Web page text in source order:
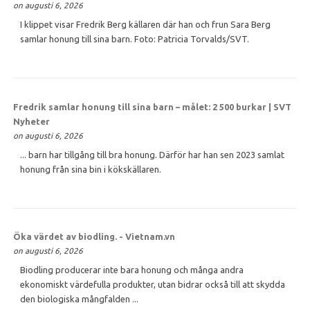
on augusti 6, 2026
I klippet visar Fredrik Berg källaren där han och frun Sara Berg
samlar honung till sina barn. Foto: Patricia Torvalds/SVT.
Fredrik samlar honung till sina barn – målet: 2 500 burkar | SVT
Nyheter
on augusti 6, 2026
... barn har tillgång till bra honung. Därför har han sen 2023 samlat
honung från sina bin i kökskällaren.
Öka värdet av biodling. - Vietnam.vn
on augusti 6, 2026
Biodling producerar inte bara honung och många andra
ekonomiskt värdefulla produkter, utan bidrar också till att skydda
den biologiska mångfalden ...